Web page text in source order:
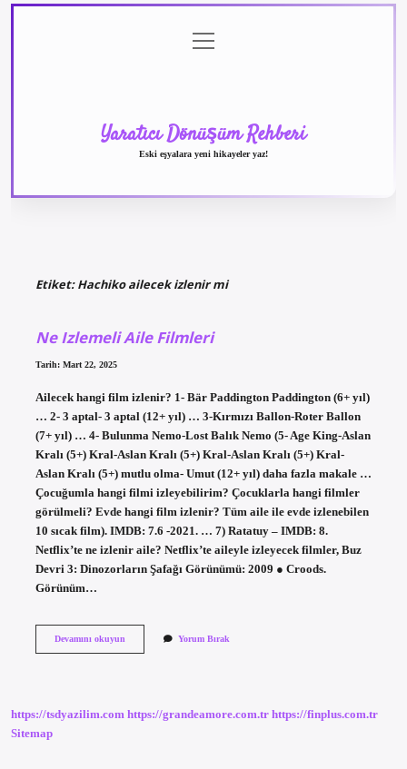
menüyü
aç
Yaratıcı Dönüşüm Rehberi
Eski eşyalara yeni hikayeler yaz!
Etiket:Hachiko ailecek izlenir mi
Ne Izlemeli Aile Filmleri
Tarih: Mart 22, 2025
Ailecek hangi film izlenir? 1- Bär Paddington Paddington (6+ yıl)
… 2- 3 aptal- 3 aptal (12+ yıl) … 3-Kırmızı Ballon-Roter Ballon
(7+ yıl) … 4- Bulunma Nemo-Lost Balık Nemo (5- Age King-Aslan
Kralı (5+) Kral-Aslan Kralı (5+) Kral-Aslan Kralı (5+) Kral-
Aslan Kralı (5+) mutlu olma- Umut (12+ yıl) daha fazla makale …
Çocuğumla hangi filmi izleyebilirim? Çocuklarla hangi filmler
görülmeli? Evde hangi film izlenir? Tüm aile ile evde izlenebilen
10 sıcak film). IMDB: 7.6 -2021. … 7) Ratatuy – IMDB: 8.
Netflix’te ne izlenir aile? Netflix’te aileyle izleyecek filmler, Buz
Devri 3: Dinozorların Şafağı Görünümü: 2009 ● Croods.
Görünüm…
Devamını okuyunNe
Yorum Bırak
https://tsdyazilim.com https://grandeamore.com.tr https://finplus.com.tr
Sitemap